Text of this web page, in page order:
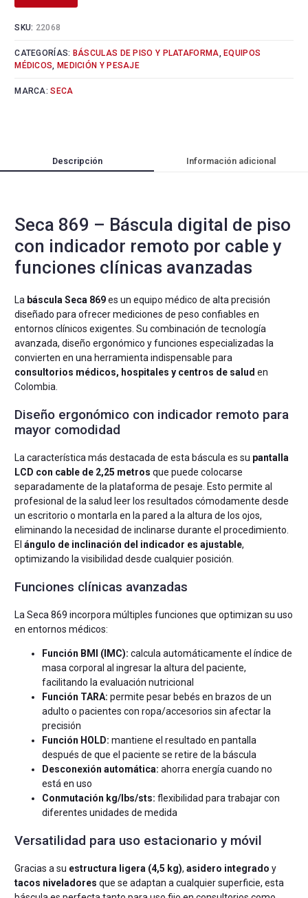
SKU: 22068
CATEGORÍAS: BÁSCULAS DE PISO Y PLATAFORMA ,EQUIPOS
MÉDICOS MEDICIÓN Y PESAJE
MARCA:SECA
Descripción Información adicional
Seca 869 – Báscula digital de piso
con indicador remoto por cable y
funciones clínicas avanzadas
La báscula Seca 869es un equipo médico de alta precisión
diseñado para ofrecer mediciones de peso confiables en
entornos clínicos exigentes. Su combinación de tecnología
avanzada, diseño ergonómico y funciones especializadas la
convierten en una herramienta indispensable para
consultorios médicos, hospitales y centros de salud en
Colombia.
Diseño ergonómico con indicador remoto para
mayor comodidad
La característica más destacada de esta báscula es su pantalla
LCD con cable de 2,25 metros que puede colocarse
separadamente de la plataforma de pesaje. Esto permite al
profesional de la salud leer los resultados cómodamente desde
un escritorio o montarla en la pared a la altura de los ojos,
eliminando la necesidad de inclinarse durante el procedimiento.
Elángulo de inclinación del indicador es ajustable,
optimizando la visibilidad desde cualquier posición.
Funciones clínicas avanzadas
La Seca 869 incorpora múltiples funciones que optimizan su uso
en entornos médicos:
Función BMI (IMC): calcula automáticamente el índice de
masa corporal al ingresar la altura del paciente,
facilitando la evaluación nutricional
Función TARA: permite pesar bebés en brazos de un
adulto o pacientes con ropa/accesorios sin afectar la
precisión
Función HOLD: mantiene el resultado en pantalla
después de que el paciente se retire de la báscula
Desconexión automática: ahorra energía cuando no
está en uso
Conmutación kg/lbs/sts: flexibilidad para trabajar con
diferentes unidades de medida
Versatilidad para uso estacionario y móvil
Gracias a su estructura ligera (4,5 kg),asidero integrado y
tacos niveladores que se adaptan a cualquier superficie, esta